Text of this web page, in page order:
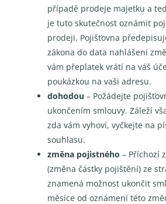
případě prodeje majetku a
je tuto skutečnost oznámit
prodeji. Pojišťovna
zákona do data nahlášení
vám přeplatek vrátí na váš
poukázkou na vaši adresu.
dohodou – Požádejte
ukončením smlouvy. Záleží
zda vám vyhoví, vyčkejte na
souhlasu.
změna pojistného – Příchozí
(změna částky pojištění) ze
znamená možnost ukončit
měsíce od oznámení této